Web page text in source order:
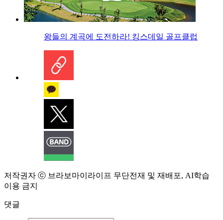
왕들의 계곡에 도전하라! 킹스데일 골프클럽
저작권자 ⓒ 브라보마이라이프 무단전재 및 재배포, AI학습
이용 금지
댓글